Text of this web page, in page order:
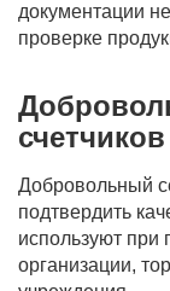
документации
проверке
Добровольный
подтвердить
используют при
организации,